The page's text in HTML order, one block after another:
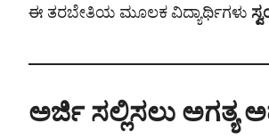
ಈ ತರಬೇತಿಯ ಮೂಲಕ ವಿದ್ಯಾರ್ಥಿಗಳು
ಅರ್ಜಿ ಸಲ್ಲಿಸಲು ಅಗತ್ಯ